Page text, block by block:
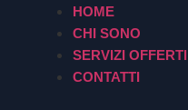
HOME
CHI SONO
SERVIZI OFFERTI
CONTATTI